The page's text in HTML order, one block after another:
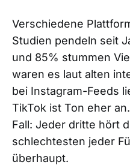
Verschiedene
Studien pendeln seit
und 85% stummen
waren es laut alten
bei Instagram-Feeds
TikTok ist Ton eher
Fall: Jeder dritte hört
schlechtesten jeder
überhaupt.